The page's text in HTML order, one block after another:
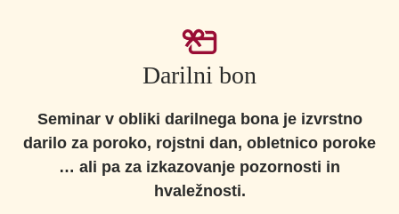
Darilni bon
Seminar v obliki darilnega bona je izvrstno
darilo za poroko, rojstni dan, obletnico poroke
… ali pa za izkazovanje pozornosti in
hvaležnosti.